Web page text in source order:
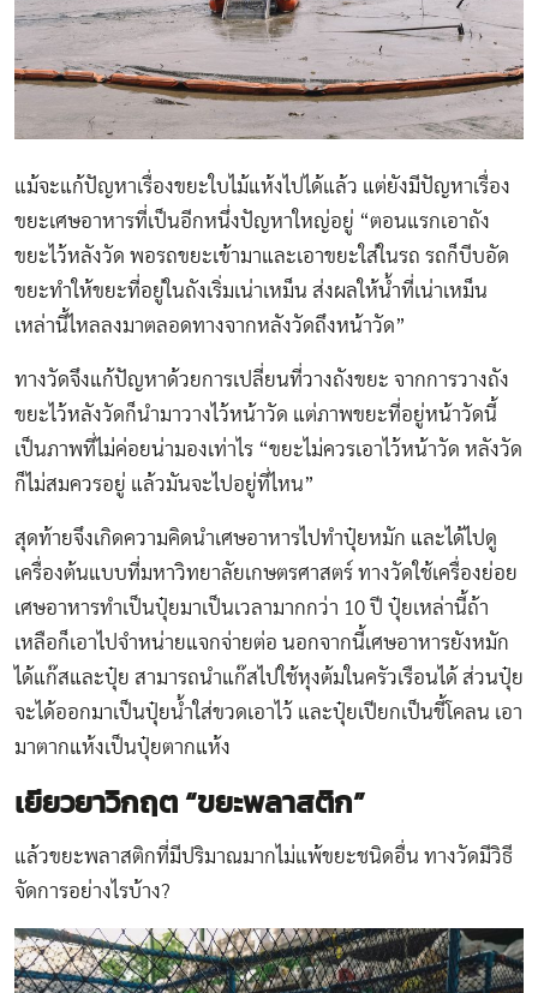
แม้จะแก้ปัญหาเรื่องขยะใบไม้แห้งไปได้แล้ว แต่ยังมีปัญหาเรื่อง
ขยะเศษอาหารที่เป็นอีกหนึ่งปัญหาใหญ่อยู่ “ตอนแรกเอาถัง
ขยะไว้หลังวัด พอรถขยะเข้ามาและเอาขยะใส่ในรถ รถก็บีบอัด
ขยะทำให้ขยะที่อยู่ในถังเริ่มเน่าเหม็น ส่งผลให้น้ำที่เน่าเหม็น
เหล่านี้ไหลลงมาตลอดทางจากหลังวัดถึงหน้าวัด”
ทางวัดจึงแก้ปัญหาด้วยการเปลี่ยนที่วางถังขยะ จากการวางถัง
ขยะไว้หลังวัดก็นำมาวางไว้หน้าวัด แต่ภาพขยะที่อยู่หน้าวัดนี้
เป็นภาพที่ไม่ค่อยน่ามองเท่าไร “ขยะไม่ควรเอาไว้หน้าวัด หลังวัด
ก็ไม่สมควรอยู่ แล้วมันจะไปอยู่ที่ไหน”
สุดท้ายจึงเกิดความคิดนำเศษอาหารไปทำปุ๋ยหมัก และได้ไปดู
เครื่องต้นแบบที่มหาวิทยาลัยเกษตรศาสตร์ ทางวัดใช้เครื่องย่อย
เศษอาหารทำเป็นปุ๋ยมาเป็นเวลามากกว่า 10 ปี ปุ๋ยเหล่านี้ถ้า
เหลือก็เอาไปจำหน่ายแจกจ่ายต่อ นอกจากนี้เศษอาหารยังหมัก
ได้แก๊สและปุ๋ย สามารถนำแก๊สไปใช้หุงต้มในครัวเรือนได้ ส่วนปุ๋ย
จะได้ออกมาเป็นปุ๋ยน้ำใส่ขวดเอาไว้ และปุ๋ยเปียกเป็นขี้โคลน เอา
มาตากแห้งเป็นปุ๋ยตากแห้ง
เยียวยาวิกฤต“ขยะพลาสติก”
แล้วขยะพลาสติกที่มีปริมาณมากไม่แพ้ขยะชนิดอื่น ทางวัดมีวิธี
จัดการอย่างไรบ้าง?